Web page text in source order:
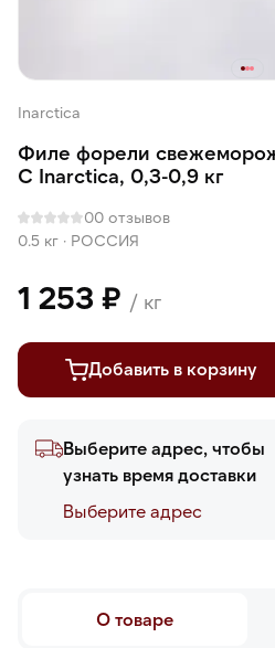
Inarctica
Филе форели
С Inarctica, 0,3-0,9 кг
00 отзывов
0.5 кг · РОССИЯ
1 253 ₽ / кг
Добавить в корзину
Выберите адрес, чтобы
узнать время доставки
Выберите адреc
О товаре